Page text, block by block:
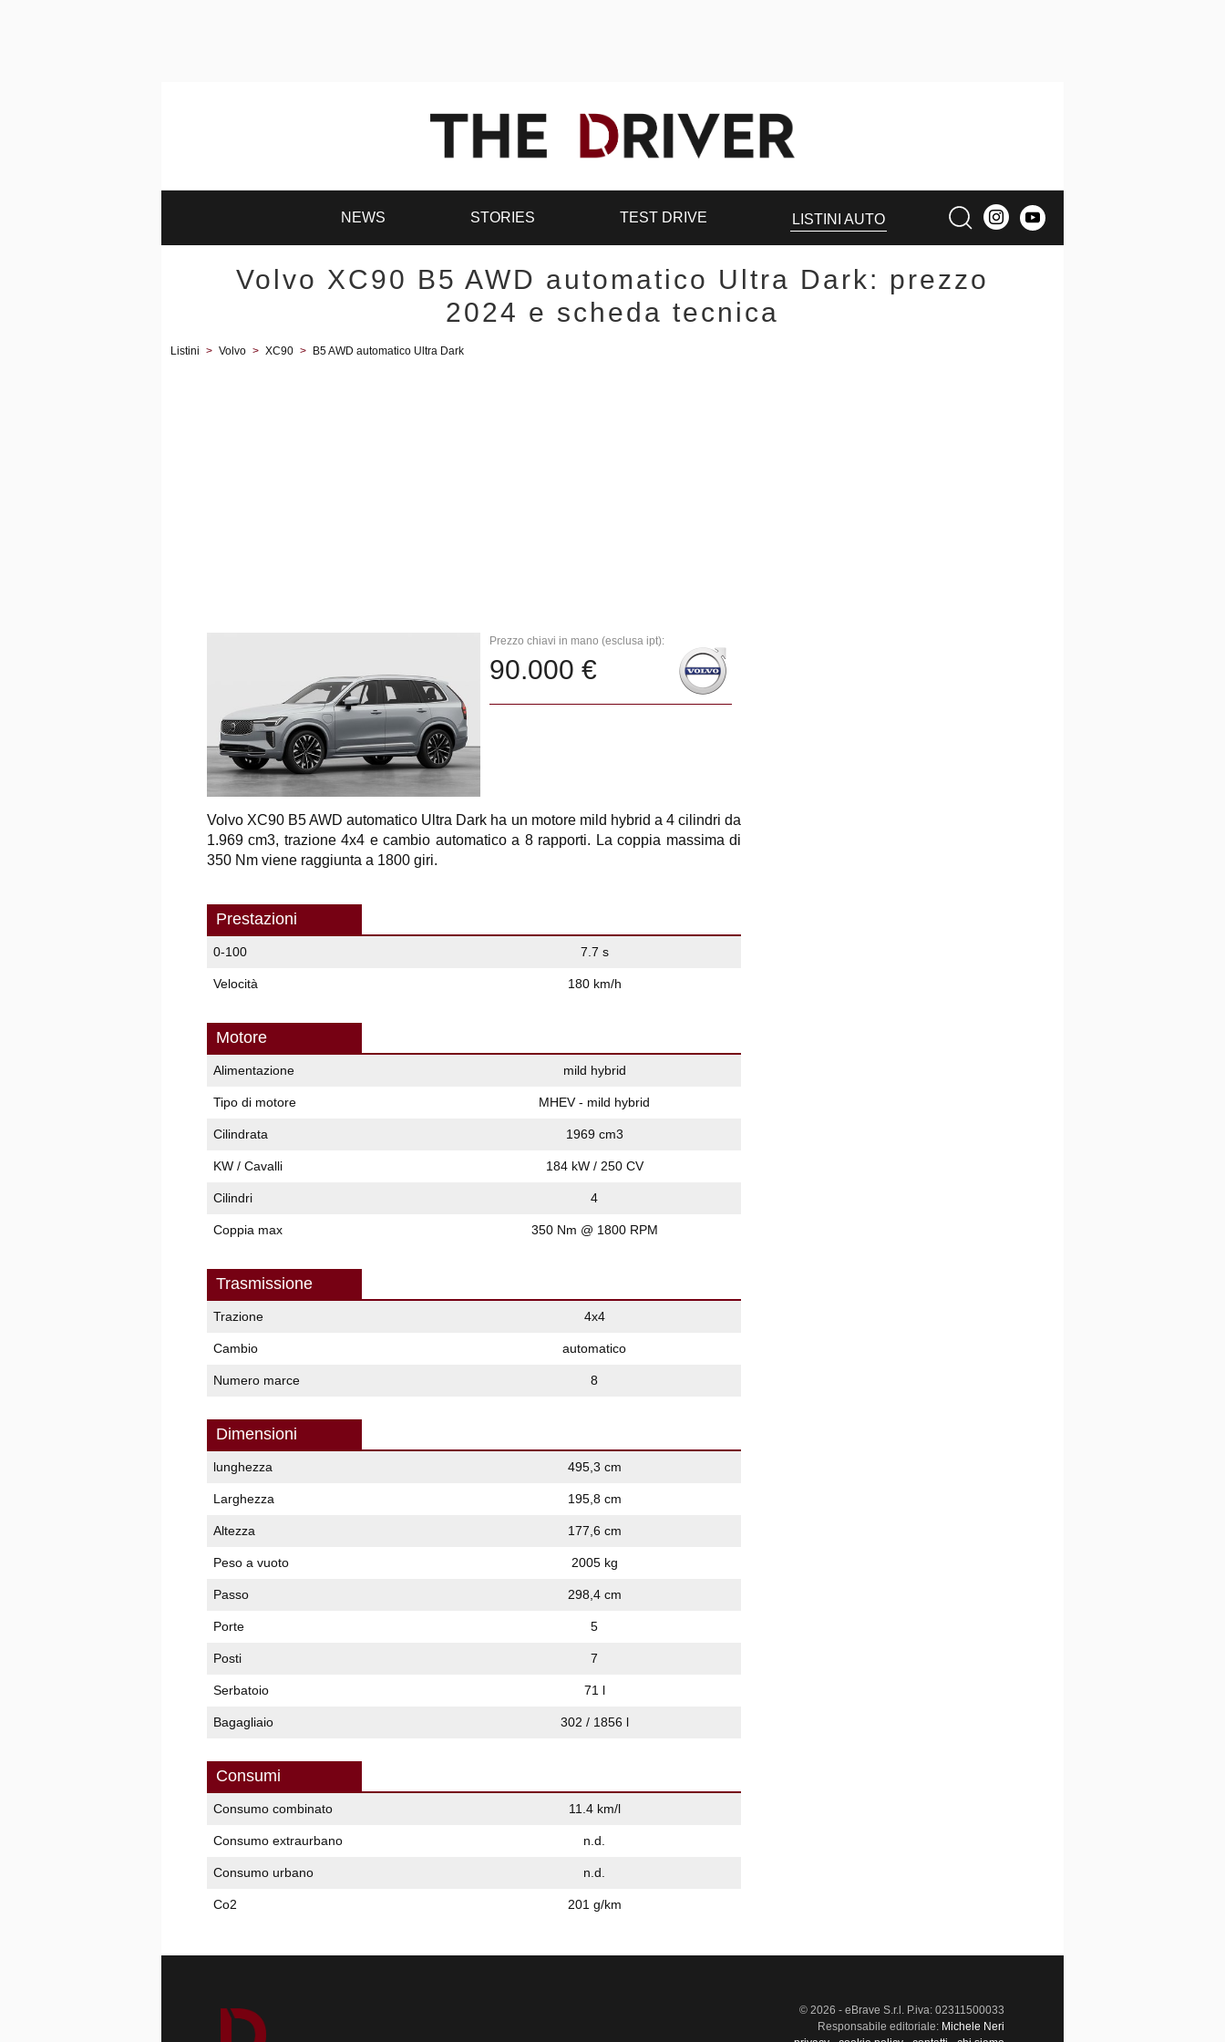
NEWS STORIES TEST DRIVE LISTINI AUTO
Volvo XC90 B5 AWD automatico Ultra Dark: prezzo
2024 e scheda tecnica
Listini > Volvo > XC90 > B5 AWD automatico Ultra Dark
Prezzo chiavi in mano (esclusa ipt):
90.000 €
Volvo XC90 B5 AWD automatico Ultra Dark ha un motore mild hybrid a 4 cilindri da
1.969 cm3, trazione 4x4 e cambio automatico a 8 rapporti. La coppia massima di
350 Nm viene raggiunta a 1800 giri.
Prestazioni
0-100 7.7 s
Velocità 180 km/h
Motore
Alimentazione mild hybrid
Tipo di motore MHEV - mild hybrid
Cilindrata 1969 cm3
KW / Cavalli 184 kW / 250 CV
Cilindri 4
Coppia max 350 Nm @ 1800 RPM
Trasmissione
Trazione 4x4
Cambio automatico
Numero marce 8
Dimensioni
lunghezza 495,3 cm
Larghezza 195,8 cm
Altezza 177,6 cm
Peso a vuoto 2005 kg
Passo 298,4 cm
Porte 5
Posti 7
Serbatoio 71 l
Bagagliaio 302 / 1856 l
Consumi
Consumo combinato 11.4 km/l
Consumo extraurbano n.d.
Consumo urbano n.d.
Co2 201 g/km
© 2026 - eBrave S.r.l. P.iva: 02311500033
Responsabile editoriale: Michele Neri